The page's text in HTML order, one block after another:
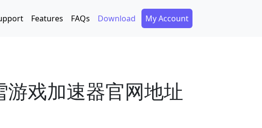
Features FAQs Download Secondary Menu
My Account
戏加速器官网地址